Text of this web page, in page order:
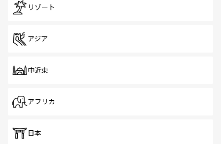
リゾート
アジア
中近東
アフリカ
日本